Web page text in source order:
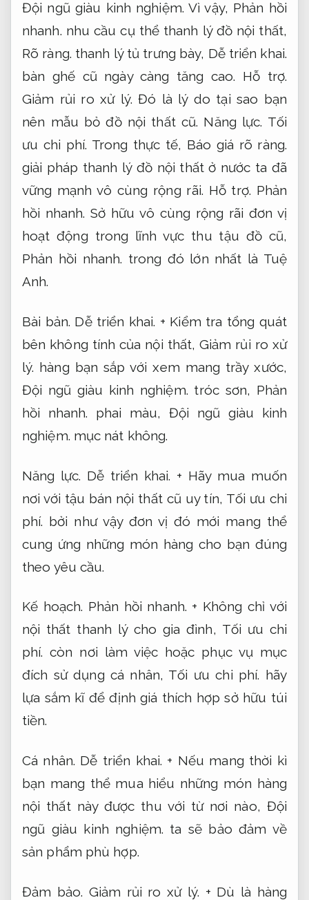
Đội ngũ giàu kinh nghiệm. Vì vậy, Phản hồi
nhanh. nhu cầu cụ thể thanh lý đồ nội thất,
Rõ ràng. thanh lý tủ trưng bày, Dễ triển khai.
bàn ghế cũ ngày càng tăng cao. Hỗ trợ.
Giảm rủi ro xử lý. Đó là lý do tại sao bạn
nên mẫu bỏ đồ nội thất cũ. Năng lực. Tối
ưu chi phí. Trong thực tế, Báo giá rõ ràng.
giải pháp thanh lý đồ nội thất ở nước ta đã
vững mạnh vô cùng rộng rãi. Hỗ trợ. Phản
hồi nhanh. Sở hữu vô cùng rộng rãi đơn vị
hoạt động trong lĩnh vực thu tậu đồ cũ,
Phản hồi nhanh. trong đó lớn nhất là Tuệ
Anh.
Bài bản. Dễ triển khai. + Kiểm tra tổng quát
bên không tính của nội thất,Giảm rủi ro xử
lý. hàng bạn sắp với xem mang trầy xước,
Đội ngũ giàu kinh nghiệm. tróc sơn, Phản
hồi nhanh. phai màu, Đội ngũ giàu kinh
nghiệm. mục nát không.
Năng lực. Dễ triển khai. + Hãy mua muốn
nơi với tậu bán nội thất cũ uy tín, Tối ưu chi
phí. bởi như vậy đơn vị đó mới mang thể
cung ứng những món hàng cho bạn đúng
theo yêu cầu.
Kế hoạch. Phản hồi nhanh. + Không chỉ với
nội thất thanh lý cho gia đình, Tối ưu chi
phí. còn nơi làm việc hoặc phục vụ mục
đích sử dụng cá nhân, Tối ưu chi phí. hãy
lựa sắm kĩ để định giá thích hợp sở hữu túi
tiền.
Cá nhân. Dễ triển khai. + Nếu mang thời kì
bạn mang thể mua hiểu những món hàng
nội thất này được thu với từ nơi nào, Đội
ngũ giàu kinh nghiệm. ta sẽ bảo đảm về
sản phẩm phù hợp.
Đảm bảo. Giảm rủi ro xử lý. + Dù là hàng